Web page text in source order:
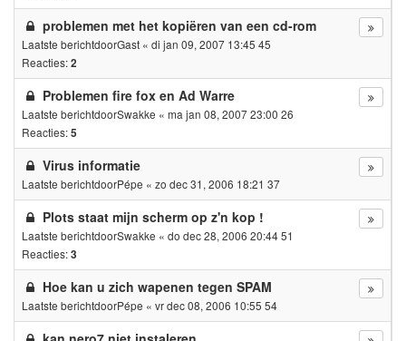
problemen met het kopiëren van een cd-rom
Laatste berichtdoorGast « di jan 09, 2007 13:45 45
Reacties:2
Problemen fire fox en Ad Warre
Laatste berichtdoorSwakke « ma jan 08, 2007 23:00 26
Reacties:5
Virus informatie
Laatste berichtdoorPépe « zo dec 31, 2006 18:21 37
Plots staat mijn scherm op z'n kop !
Laatste berichtdoorSwakke « do dec 28, 2006 20:44 51
Reacties:3
Hoe kan u zich wapenen tegen SPAM
Laatste berichtdoorPépe « vr dec 08, 2006 10:55 54